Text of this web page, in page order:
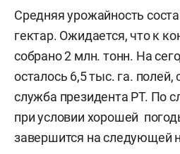
Средняя урожайность
гектар. Ожидается, что к
собрано 2 млн. тонн. На
осталось 6,5 тыс. га. полей,
служба президента РТ. По
при условии хорошей
завершится на следующей